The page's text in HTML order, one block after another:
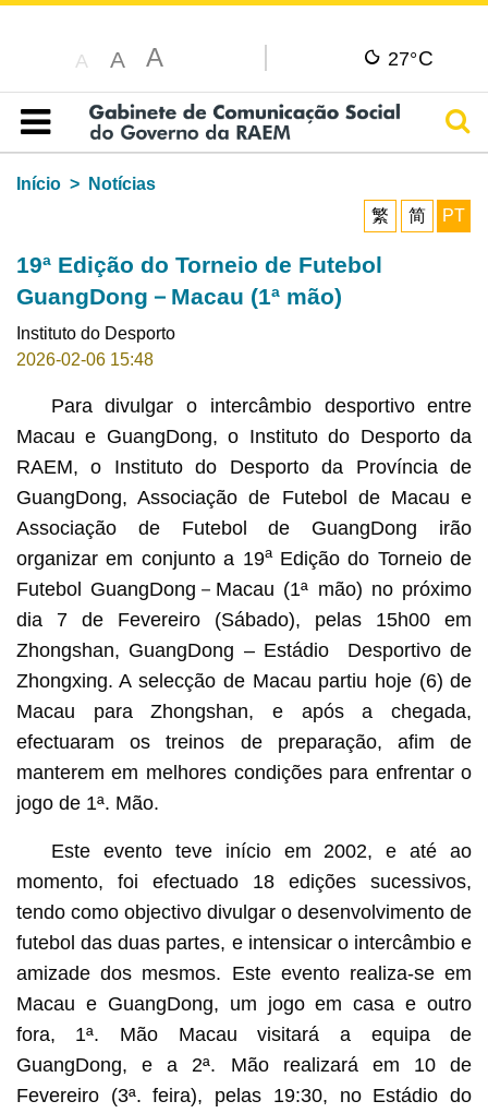
A A A 27°C
Índice
Início
Notícias
繁
简 PT
19ª Edição do Torneio de Futebol
GuangDong－Macau (1ª mão)
Instituto do Desporto
2026-02-06 15:48
Para divulgar o intercâmbio desportivo entre
Macau e GuangDong, o Instituto do Desporto da
RAEM, o Instituto do Desporto da Província de
GuangDong, Associação de Futebol de Macau e
Associação de Futebol de GuangDong irão
organizar em conjunto a 19aEdição do Torneio de
Futebol GuangDong－Macau (1ª mão) no próximo
dia 7 de Fevereiro (Sábado), pelas 15h00 em
Zhongshan, GuangDong – Estádio Desportivo de
Zhongxing. A selecção de Macau partiu hoje (6) de
Macau para Zhongshan, e após a chegada,
efectuaram os treinos de preparação, afim de
manterem em melhores condições para enfrentar o
jogo de 1ª. Mão.
Este evento teve início em 2002, e até ao
momento, foi efectuado 18 edições sucessivos,
tendo como objectivo divulgar o desenvolvimento de
futebol das duas partes, e intensicar o intercâmbio e
amizade dos mesmos. Este evento realiza-se em
Macau e GuangDong, um jogo em casa e outro
fora, 1ª. Mão Macau visitará a equipa de
GuangDong, e a 2ª. Mão realizará em 10 de
Fevereiro (3ª. feira), pelas 19:30, no Estádio do